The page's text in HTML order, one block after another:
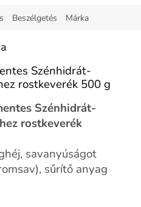
Beszélgetés Márka
Szénhidrát-
rostkeverék 500 g
Szénhidrát-
rostkeverék
savanyúságot
sűrítő anyag